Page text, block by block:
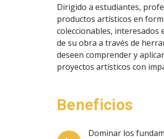
Dirigido a estudiantes,
productos artísticos en
coleccionables, interesados
de su obra a través de
deseen comprender y
proyectos artísticos con
Beneficios
Dominar los